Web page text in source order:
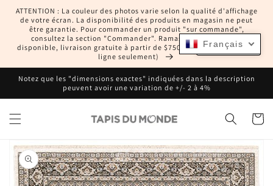
passer
au
contenu
ATTENTION : La couleur des photos varie selon la qualité d'affichage
de votre écran. La disponibilité des produits en magasin ne peut
être garantie. Pour commander un produit "sur commande",
consultez la section "Commander". Ramassage en magasin
disponible, livraison gratuite à partir de $750 CAD (commandes en
ligne seulement)
Notez que les "dimensions exactes" indiquées dans la description
peuvent avoir une variation de +/- 2 à 4%
Panier
informations
produits
Français
Français